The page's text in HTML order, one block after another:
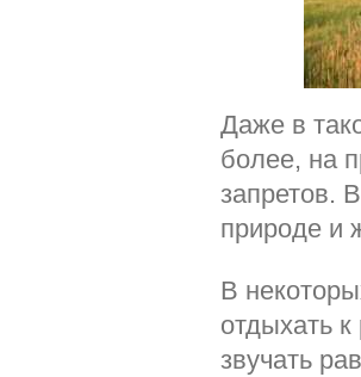
Даже в
более, на
запретов.
природе и
В
отдыхать
звучать